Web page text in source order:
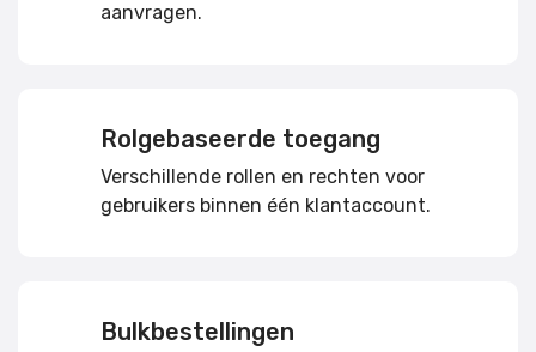
aanvragen.
Rolgebaseerde toegang
Verschillende rollen en rechten voor
gebruikers binnen één klantaccount.
Bulkbestellingen